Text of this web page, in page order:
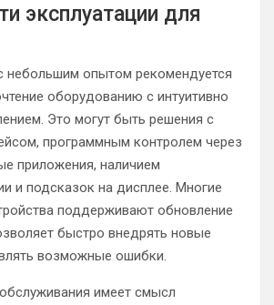
эксплуатации для
небольшим опытом рекомендуется
оборудованию с интуитивно
Это могут быть решения с
программным контролем через
приложения, наличием
и подсказок на дисплее. Многие
поддерживают обновление
быстро внедрять новые
возможные ошибки.
имеет смысл